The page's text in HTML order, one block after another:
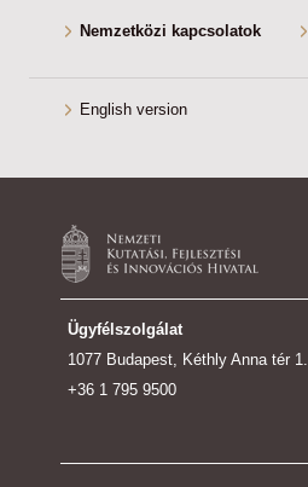
Nemzetközi kapcsolatok
English version
Ügyfélszolgálat
1077 Budapest, Kéthly Anna tér 1.
+36 1 795 9500